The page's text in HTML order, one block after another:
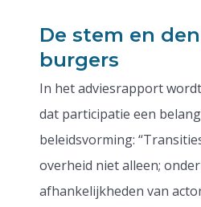
De stem en
burgers
In het adviesrapport
dat participatie een
beleidsvorming:
overheid niet alleen;
afhankelijkheden van